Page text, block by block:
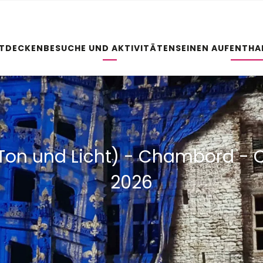
BESUCHE UND AKTIVITÄTENSEINEN
Ton und Licht) - Chambord -
2026